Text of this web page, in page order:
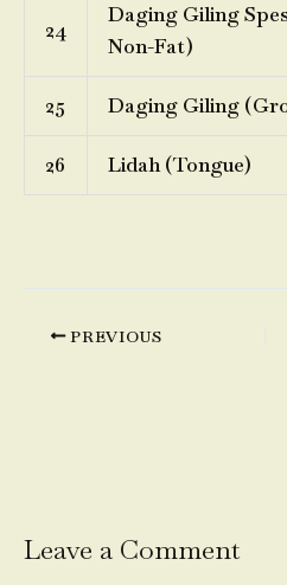
24
Daging Giling
Non-Fat)
25 Daging Giling
26 Lidah (Tongue)
PREVIOUS
Leave a Comment